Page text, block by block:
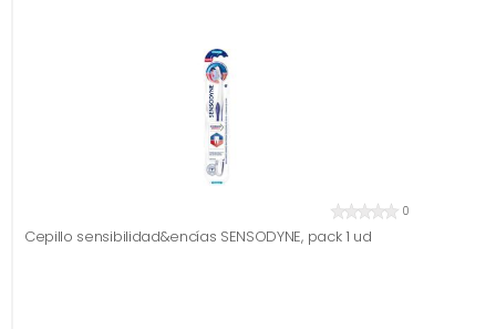
0
Cepillo sensibilidad&encías SENSODYNE, pack 1 ud